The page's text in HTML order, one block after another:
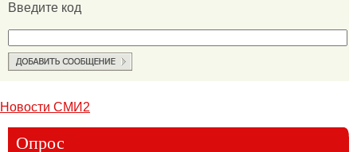
Введите код
Новости СМИ2
Опрос